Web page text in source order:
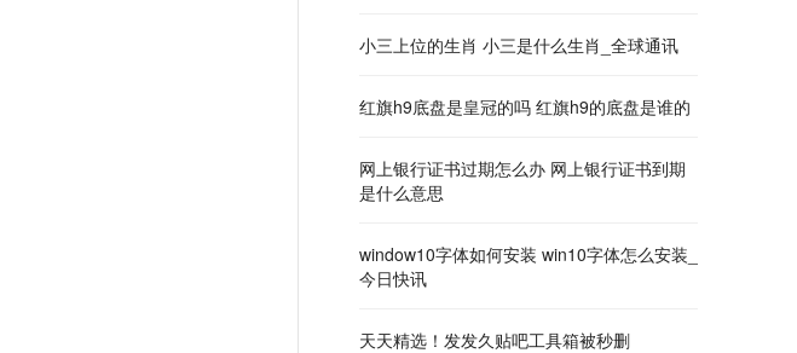
小三上位的生肖 小三是什么生肖_全球通讯
红旗h9底盘是皇冠的吗 红旗h9的底盘是谁的
网上银行证书过期怎么办 网上银行证书到期
是什么意思
window10字体如何安装 win10字体怎么安装_
今日快讯
天天精选！发发久贴吧工具箱被秒删